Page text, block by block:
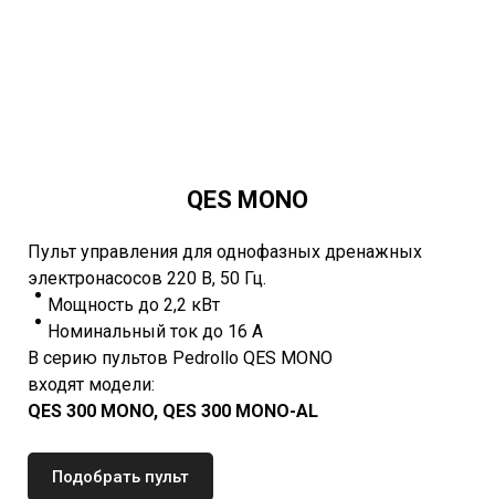
QES MONO
Пульт управления для однофазных дренажных
электронасосов 220 В, 50 Гц.
Мощность до 2,2 кВт
Номинальный ток до 16 А
В серию пультов Pedrollo QES MONO
входят модели:
QES 300 MONO, QES 300 MONO-AL
Подобрать пульт